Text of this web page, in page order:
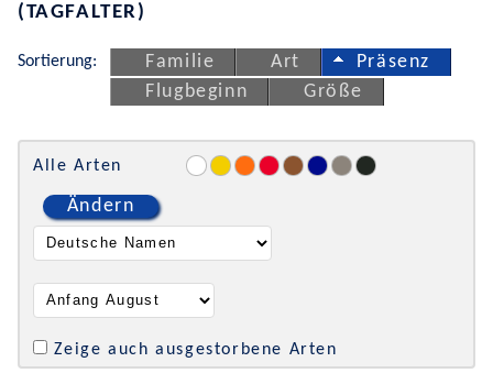
(TAGFALTER)
Sortierung: Familie Art
Präsenz
Flugbeginn
Größe
Alle Arten
Ändern
Zeige auch ausgestorbene Arten